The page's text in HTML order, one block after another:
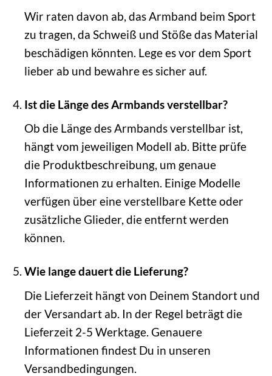
Wir raten davon ab, das Armband beim Sport
zu tragen, da Schweiß und Stöße das Material
beschädigen könnten. Lege es vor dem Sport
lieber ab und bewahre es sicher auf.
Ist die Länge des Armbands verstellbar?
Ob die Länge des Armbands verstellbar ist,
hängt vom jeweiligen Modell ab. Bitte prüfe
die Produktbeschreibung, um genaue
Informationen zu erhalten. Einige Modelle
verfügen über eine verstellbare Kette oder
zusätzliche Glieder, die entfernt werden
können.
Wie lange dauert die Lieferung?
Die Lieferzeit hängt von Deinem Standort und
der Versandart ab. In der Regel beträgt die
Lieferzeit 2-5 Werktage. Genauere
Informationen findest Du in unseren
Versandbedingungen.